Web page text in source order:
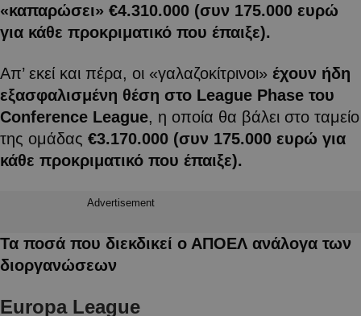
«καπαρώσει» €4.310.000 (συν 175.000 ευρώ
για κάθε προκριματικό που έπαιξε).
Απ’ εκεί και πέρα, οι «γαλαζοκίτρινοι» έχουν ήδη
εξασφαλισμένη θέση στο League Phase του
Conference League, η οποία θα βάλει στο ταμείο
της ομάδας €3.170.000 (συν 175.000 ευρώ για
κάθε προκριματικό που έπαιξε).
Advertisement
Τα ποσά που διεκδικεί ο ΑΠΟΕΛ ανάλογα των
διοργανώσεων
Europa League